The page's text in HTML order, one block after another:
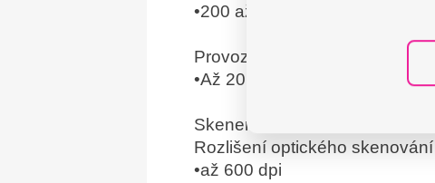
•200 až 2 000
Provozní zátěž (měsíční, A4)
•Až 20 000
Skener
Rozlišení optického skenování
•až 600 dpi